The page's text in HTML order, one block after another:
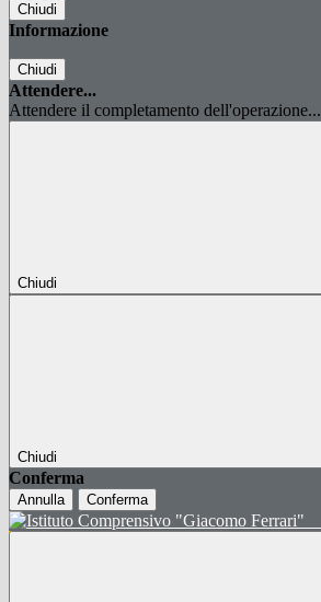
Chiudi
Informazione
Chiudi
Attendere...
Attendere il completamento dell'operazione...
Chiudi
Chiudi
Conferma
Annulla Conferma